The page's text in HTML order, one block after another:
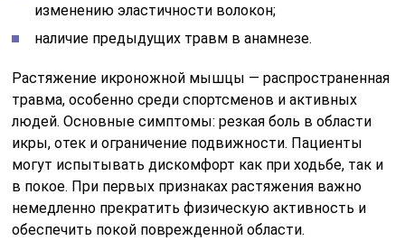
изменению эластичности волокон;
наличие предыдущих травм в анамнезе.
Растяжение икроножной мышцы — распространенная
травма, особенно среди спортсменов и активных
людей. Основные симптомы: резкая боль в области
икры, отек и ограничение подвижности. Пациенты
могут испытывать дискомфорт как при ходьбе, так и
в покое. При первых признаках растяжения важно
немедленно прекратить физическую активность и
обеспечить покой поврежденной области.